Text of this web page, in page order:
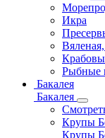
Икра
Рыбные
Бакалея
Бакалея
Крупы
Крупы